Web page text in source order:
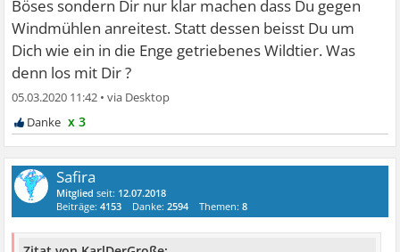
Böses sondern Dir nur klar machen dass Du gegen
Windmühlen anreitest. Statt dessen beisst Du um
Dich wie ein in die Enge getriebenes Wildtier. Was
denn los mit Dir ?
05.03.2020 11:42 •
x 3
Safira
Mitglied seit: 12.07.2018
Beiträge:4153 Danke:2594 Themen:8